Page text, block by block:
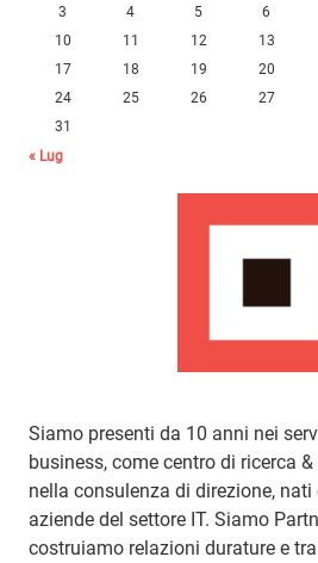
3
4 5 6
10
11 12 13
17
18 19 20
24
25 26 27
31
« Lug
Siamo presenti da 10 anni nei
business, come centro di ricerca
nella consulenza di direzione,
aziende del settore IT. Siamo
costruiamo relazioni durature e